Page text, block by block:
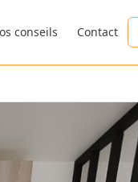
conseils Contact